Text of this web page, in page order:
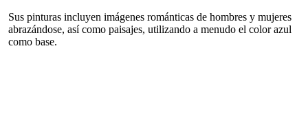
Sus pinturas incluyen imágenes románticas de hombres y mujeres
abrazándose, así como paisajes, utilizando a menudo el color azul
como base.